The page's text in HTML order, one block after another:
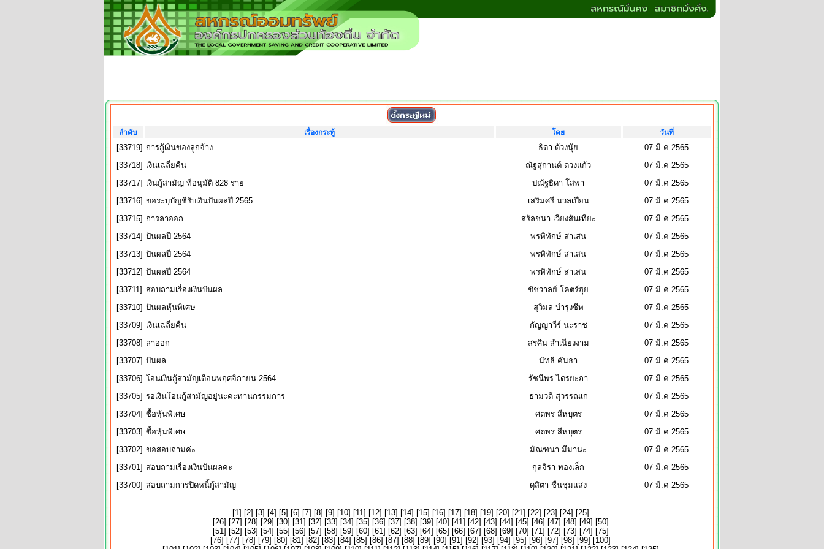
ลำดับ เรื่องกระทู้ โดย วันที่
[33719] การกู้เงินของลูกจ้าง ธิดา ด้วงนุ้ย
07 มี.ค 2565
[33718] เงินเฉลี่ยคืน ณัฐสุกานต์ ดวงแก้ว
07 มี.ค 2565
[33717] เงินกู้สามัญ ที่อนุมัติ 828 ราย ปณัฐธิดา โสพา
07 มี.ค 2565
[33716] ขอระบุบัญชีรับเงินปันผลปี 2565 เสริมศรี นวลเปียน
07 มี.ค 2565
[33715] การลาออก สรัลชนา เวียงสันเทียะ
07 มี.ค 2565
[33714] ปันผลปี 2564 พรพิทักษ์ สาเสน
07 มี.ค 2565
[33713] ปันผลปี 2564 พรพิทักษ์ สาเสน
07 มี.ค 2565
[33712] ปันผลปี 2564 พรพิทักษ์ สาเสน
07 มี.ค 2565
[33711] สอบถามเรื่องเงินปันผล ชัชวาลย์ โคตร์ฮุย
07 มี.ค 2565
[33710] ปันผลหุ้นพิเศษ สุวิมล บำรุงชีพ
07 มี.ค 2565
[33709] เงินเฉลี่ยคืน กัญญาวีร์ นะราช
07 มี.ค 2565
[33708] ลาออก สรศิน สำเนียงงาม
07 มี.ค 2565
[33707] ปันผล นัทธี คันธา
07 มี.ค 2565
[33706] โอนเงินกู้สามัญเดือนพฤศจิกายน 2564 รัชนีพร ไตรยะถา
07 มี.ค 2565
[33705] รอเงินโอนกู้สามัญอยู่นะคะท่านกรรมการ ธามวดี สุวรรณเก
07 มี.ค 2565
[33704] ซื้อหุ้นพิเศษ ศตพร สีหบุตร
07 มี.ค 2565
[33703] ซื้อหุ้นพิเศษ ศตพร สีหบุตร
07 มี.ค 2565
[33702] ขอสอบถามค่ะ มัณฑนา มีมานะ
07 มี.ค 2565
[33701] สอบถามเรื่องเงินปันผลค่ะ กุลจิรา ทองเล็ก
07 มี.ค 2565
[33700] สอบถามการปิดหนี้กู้สามัญ ดุสิตา ชื่นชุมแสง 07 มี.ค 2565
[1] [2] [3] [4] [5] [6] [7] [8] [9] [10] [11] [12] [13] [14] [15] [16] [17] [18] [19] [20] [21] [22] [23] [24] [25]
[26] [27] [28] [29] [30] [31] [32] [33] [34] [35] [36] [37] [38] [39] [40] [41] [42] [43] [44] [45] [46] [47] [48] [49] [50]
[51] [52] [53] [54] [55] [56] [57] [58] [59] [60] [61] [62] [63] [64] [65] [66] [67] [68] [69] [70] [71] [72] [73] [74] [75]
[76] [77] [78] [79] [80] [81] [82] [83] [84] [85] [86] [87] [88] [89] [90] [91] [92] [93] [94] [95] [96] [97] [98] [99] [100]